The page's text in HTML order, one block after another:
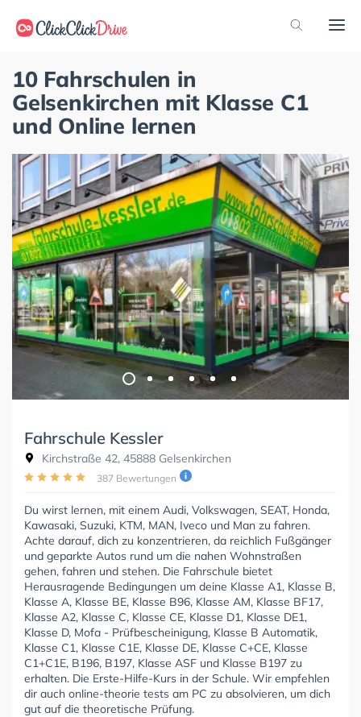
10 Fahrschulen in
Gelsenkirchen mit Klasse C1
und Online lernen
Fahrschule Kessler
Kirchstraße 42, 45888 Gelsenkirchen
387 Bewertungen
Du wirst lernen, mit einem Audi, Volkswagen, SEAT, Honda,
Kawasaki, Suzuki, KTM, MAN, Iveco und Man zu fahren.
Achte darauf, dich zu konzentrieren, da reichlich Fußgänger
und geparkte Autos rund um die nahen Wohnstraßen
gehen, fahren und stehen. Die Fahrschule bietet
Herausragende Bedingungen um deine Klasse A1, Klasse B,
Klasse A, Klasse BE, Klasse B96, Klasse AM, Klasse BF17,
Klasse A2, Klasse C, Klasse CE, Klasse D1, Klasse DE1,
Klasse D, Mofa - Prüfbescheinigung, Klasse B Automatik,
Klasse C1, Klasse C1E, Klasse DE, Klasse C+CE, Klasse
C1+C1E, B196, B197, Klasse ASF und Klasse B197 zu
erhalten. Die Erste-Hilfe-Kurs in der Schule. Wir empfehlen
dir auch online-theorie tests am PC zu absolvieren, um dich
gut auf die theoretische Prüfung.